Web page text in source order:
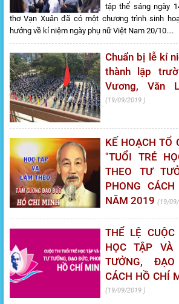
tập thể sáng ngày
thơ Vạn Xuân đã có một chương trình sinh
hướng về kỉ niệm ngày phụ nữ Việt Nam 20/10....
Chuẩn bị lễ kỉ
thành lập
Vương, Văn
19/09/2019
KẾ HOẠCH TỔ
"TUỔI TRẺ
THEO TƯ
PHONG
NĂM 2019
19/
THỂ LỆ
HỌC TẬP
TƯỞNG,
CÁCH HỒ CHÍ
19/09/2019